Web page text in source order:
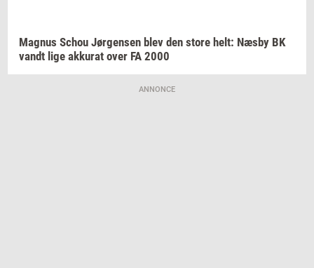
Magnus Schou Jør­gen­sen blev den store helt: Næsby BK
vandt lige ak­ku­rat over FA 2000
ANNONCE